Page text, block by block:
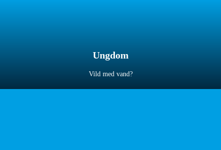
Ungdom
Vild med vand?